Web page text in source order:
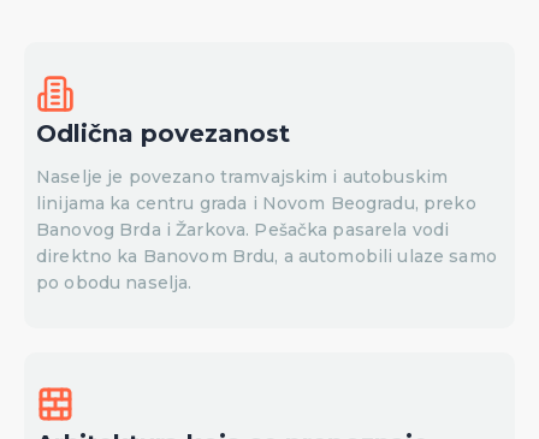
Odlična povezanost
Naselje je povezano tramvajskim i autobuskim
linijama ka centru grada i Novom Beogradu, preko
Banovog Brda i Žarkova. Pešačka pasarela vodi
direktno ka Banovom Brdu, a automobili ulaze samo
po obodu naselja.